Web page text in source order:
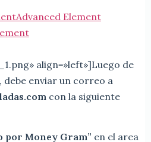
Advanced Element
align=»left»]Luego de
debe enviar un correo a
con la siguiente
por Money Gram” en el area